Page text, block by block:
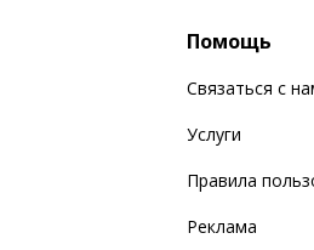
Помощь
Связаться с
Услуги
Правила
Реклама